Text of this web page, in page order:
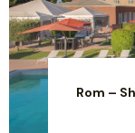
Rom –